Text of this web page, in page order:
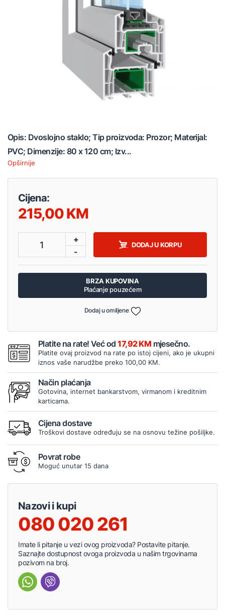
Opis: Dvoslojno staklo; Tip proizvoda: Prozor; Materijal:
PVC; Dimenzije: 80 x 120 cm; Izv...
Opširnije
Cijena:
215,00
1
+
-
DODAJ U KORPU
BRZA KUPOVINA
Plaćanje pouzećem
Dodaj u omiljene
Platite na rate! Već od17,92 KM mjesečno.
Platite ovaj proizvod na rate po istoj cijeni, ako je ukupni
iznos vaše narudžbe preko 100,00 KM.
Način plaćanja
Gotovina, internet bankarstvom, virmanom i kreditnim
karticama.
Cijena dostave
Troškovi dostave određuju se na osnovu težine pošiljke.
Povrat robe
Moguć unutar 15 dana
Nazovi i kupi
080 020 261
Imate li pitanje u vezi ovog proizvoda? Postavite pitanje.
Saznajte dostupnost ovoga proizvoda u našim trgovinama
pozivom na broj.